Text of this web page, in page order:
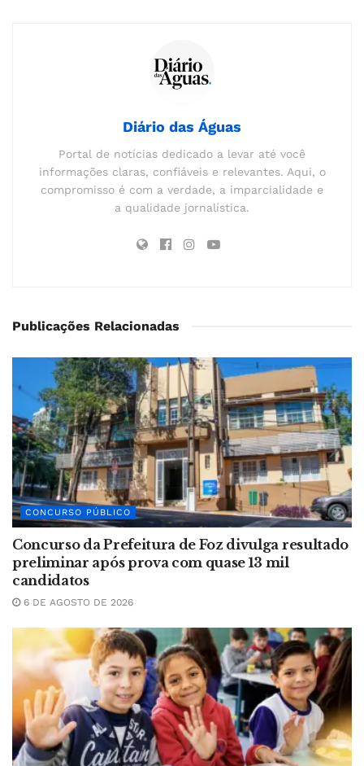
Diário das Águas
Portal de notícias dedicado a levar até você
informações claras, confiáveis e relevantes. Aqui, o
compromisso é com a verdade, a imparcialidade e
a qualidade jornalística.
Publicações Relacionadas
CONCURSO PÚBLICO
Concurso da Prefeitura de Foz divulga resultado
preliminar após prova com quase 13 mil
candidatos
6 DE AGOSTO DE 2026